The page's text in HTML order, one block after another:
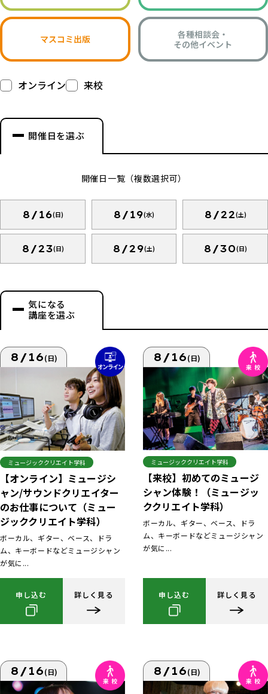
マスコミ出版
各種相談会・
その他イベント
オンライン 来校
開催日を選ぶ
開催日一覧（複数選択可）
8/16(日) 8/19(水) 8/22(土)
8/23(日) 8/29(土) 8/30(日)
気になる
講座を選ぶ
8/16(日)
ミュージッククリエイト学科
【オンライン】ミュージシ
ャン/サウンドクリエイター
のお仕事について（ミュー
ジッククリエイト学科）
ボーカル、ギター、ベース、ドラ
ム、キーボードなどミュージシャン
が気に...
申し込む 詳しく見る
8/16(日)
ミュージッククリエイト学科
【来校】初めてのミュージ
シャン体験！（ミュージッ
ククリエイト学科）
ボーカル、ギター、ベース、ドラ
ム、キーボードなどミュージシャン
が気に...
申し込む 詳しく見る
8/16(日) 8/16(日)